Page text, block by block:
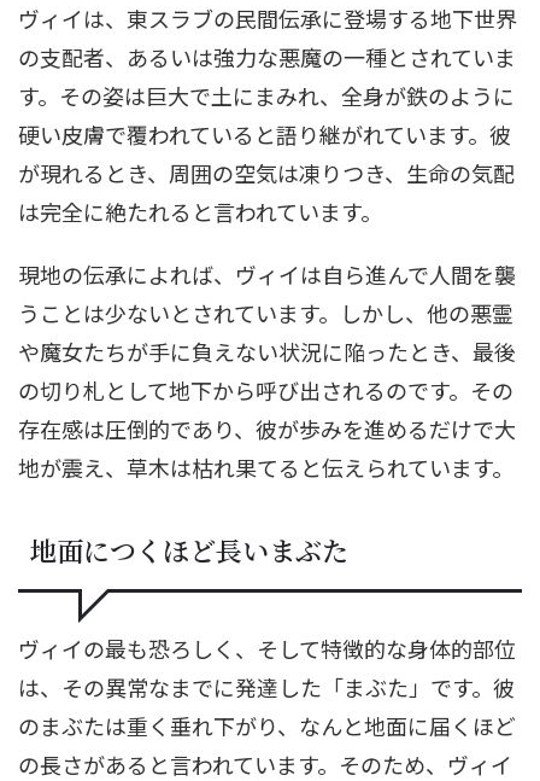
ヴィイは、東スラブの民間伝承に登場する地下世界
の支配者、あるいは強力な悪魔の一種とされていま
す。その姿は巨大で土にまみれ、全身が鉄のように
硬い皮膚で覆われていると語り継がれています。彼
が現れるとき、周囲の空気は凍りつき、生命の気配
は完全に絶たれると言われています。
現地の伝承によれば、ヴィイは自ら進んで人間を襲
うことは少ないとされています。しかし、他の悪霊
や魔女たちが手に負えない状況に陥ったとき、最後
の切り札として地下から呼び出されるのです。その
存在感は圧倒的であり、彼が歩みを進めるだけで大
地が震え、草木は枯れ果てると伝えられています。
地面につくほど長いまぶた
ヴィイの最も恐ろしく、そして特徴的な身体的部位
は、その異常なまでに発達した「まぶた」です。彼
のまぶたは重く垂れ下がり、なんと地面に届くほど
の長さがあると言われています。そのため、ヴィイ